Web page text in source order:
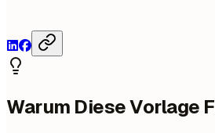
Warum Diese Vorlage